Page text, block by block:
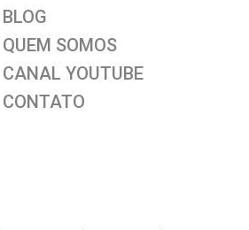
BLOG
QUEM SOMOS
CANAL YOUTUBE
CONTATO